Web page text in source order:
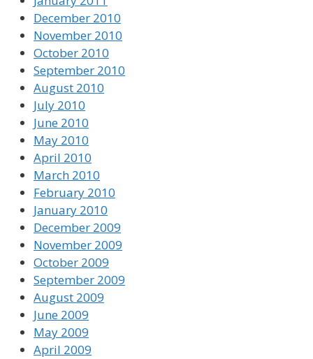
December 2010
November 2010
October 2010
September 2010
August 2010
July 2010
June 2010
May 2010
April 2010
March 2010
February 2010
January 2010
December 2009
November 2009
October 2009
September 2009
August 2009
June 2009
May 2009
April 2009